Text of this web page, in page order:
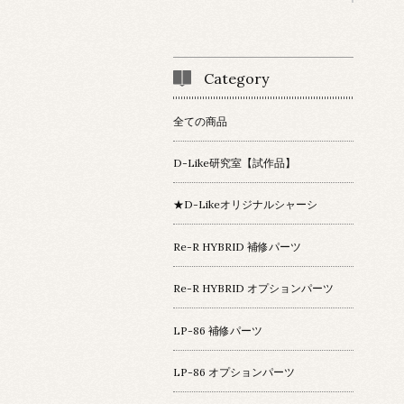
Category
全ての商品
D-Like研究室【試作品】
★D-Likeオリジナルシャーシ
Re-R HYBRID 補修パーツ
Re-R HYBRID オプションパーツ
LP-86 補修パーツ
LP-86 オプションパーツ